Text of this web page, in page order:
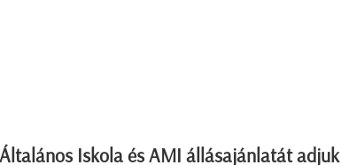
Iskola és AMI állásajánlatát adjuk